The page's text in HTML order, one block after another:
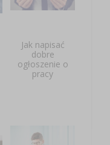
Jak napisać
dobre
ogłoszenie o
pracy